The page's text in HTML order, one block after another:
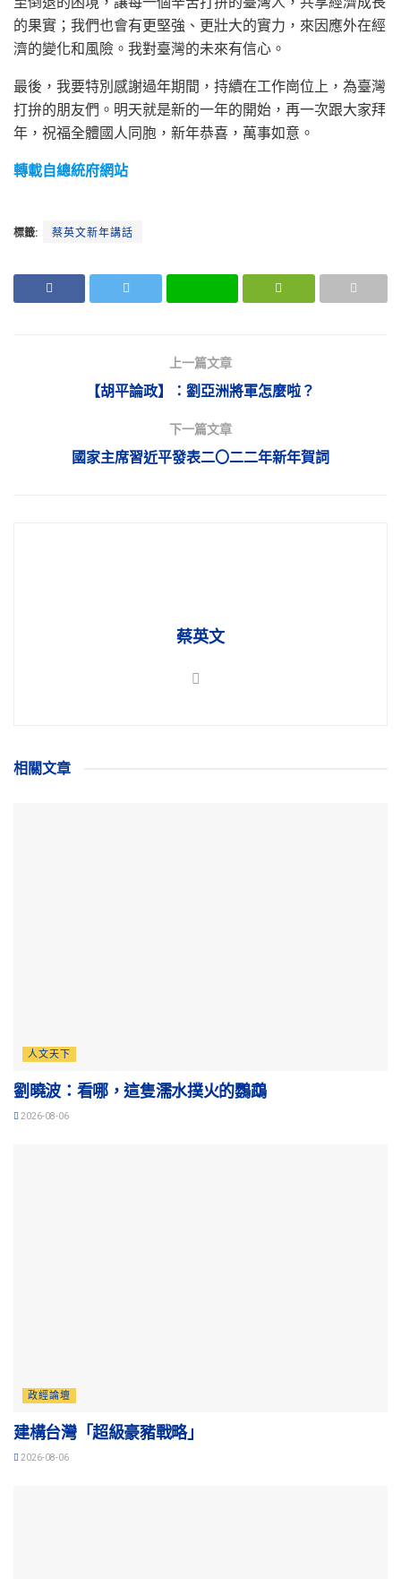
的果實；我們也會有更堅強、更壯大的實力，來因應外在經
濟的變化和風險。我對臺灣的未來有信心。
最後，我要特別感謝過年期間，持續在工作崗位上，為臺灣
打拚的朋友們。明天就是新的一年的開始，再一次跟大家拜
年，祝福全體國人同胞，新年恭喜，萬事如意。
轉載自總統府網站
標籤: 蔡英文新年講話
上一篇文章
【胡平論政】：劉亞洲將軍怎麼啦？
下一篇文章
國家主席習近平發表二〇二二年新年賀詞
蔡英文
相關文章
人文天下
劉曉波：看哪，這隻濡水撲火的鸚鵡
2026-08-06
政經論壇
建構台灣「超級豪豬戰略」
2026-08-06